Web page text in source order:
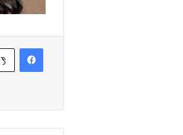
فيسبوك